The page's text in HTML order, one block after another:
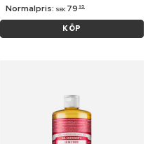
Normalpris: SEK 79 95
KÖP